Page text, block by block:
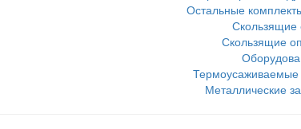
Остальные
Скользящие
Термоусаживаемые
Металлические